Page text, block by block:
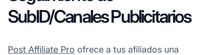
SubID/Canales Publicitarios
Post Affiliate Pro ofrece a tus afiliados una